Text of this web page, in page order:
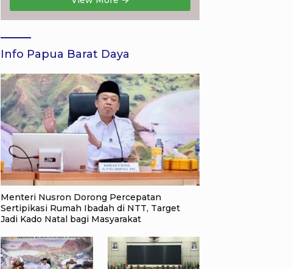
Info Papua Barat Daya
Menteri Nusron Dorong Percepatan
Sertipikasi Rumah Ibadah di NTT, Target
Jadi Kado Natal bagi Masyarakat